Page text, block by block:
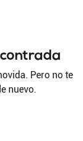
Pero no te
nuevo.